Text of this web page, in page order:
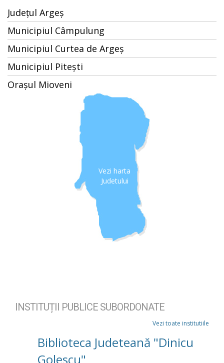
Județul Argeș
Municipiul Câmpulung
Municipiul Curtea de Argeș
Municipiul Pitești
Orașul Mioveni
Vezi harta
Judetului
INSTITUȚII PUBLICE SUBORDONATE
Vezi toate institutiile
Biblioteca Judeteană "Dinicu
Golescu"